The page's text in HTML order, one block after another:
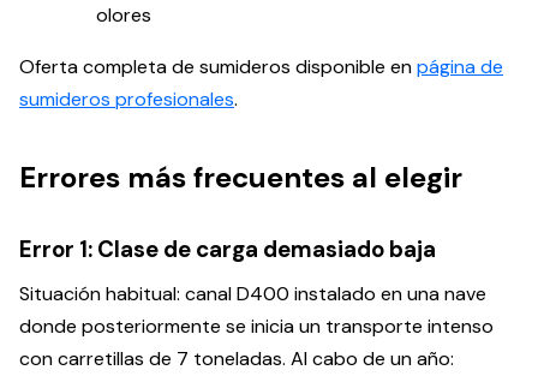
olores
Oferta completa de sumideros disponible enpágina de
sumideros profesionales.
Errores más frecuentes al elegir
Error 1: Clase de carga demasiado baja
Situación habitual: canal D400 instalado en una nave
donde posteriormente se inicia un transporte intenso
con carretillas de 7 toneladas. Al cabo de un año: